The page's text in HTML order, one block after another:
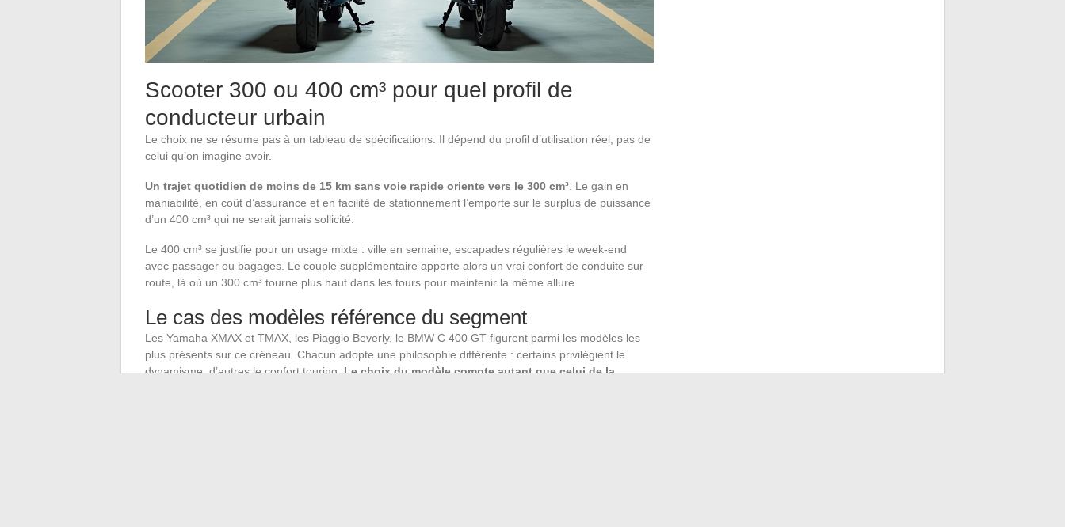
Scooter 300 ou 400 cm³ pour quel profil de
conducteur urbain
Le choix ne se résume pas à un tableau de spécifications. Il dépend du profil d’utilisation réel, pas de
celui qu’on imagine avoir.
Un trajet quotidien de moins de 15 km sans voie rapide oriente vers le 300 cm³ . Le gain en
maniabilité, en coût d’assurance et en facilité de stationnement l’emporte sur le surplus de puissance
d’un 400 cm³ qui ne serait jamais sollicité.
Le 400 cm³ se justifie pour un usage mixte : ville en semaine, escapades régulières le week-end
avec passager ou bagages. Le couple supplémentaire apporte alors un vrai confort de conduite sur
route, là où un 300 cm³ tourne plus haut dans les tours pour maintenir la même allure.
Le cas des modèles référence du segment
Les Yamaha XMAX et TMAX, les Piaggio Beverly, le BMW C 400 GT figurent parmi les modèles les
plus présents sur ce créneau. Chacun adopte une philosophie différente : certains privilégient le
dynamisme, d’autres le confort touring. Le choix du modèle compte autant que celui de la